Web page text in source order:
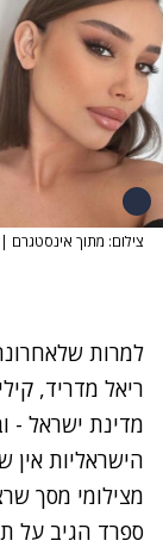
צילום: מתוך אינסטגרם |
למרות
ריאל מדריד,
מדינת ישראל -
הישראליות
מצילומי מסך
ספרד הגיב על